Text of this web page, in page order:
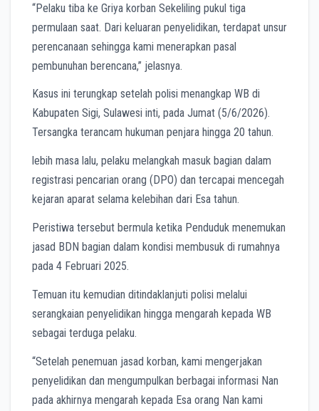
“Pelaku tiba ke Griya korban Sekeliling pukul tiga
permulaan saat. Dari keluaran penyelidikan, terdapat unsur
perencanaan sehingga kami menerapkan pasal
pembunuhan berencana,” jelasnya.
Kasus ini terungkap setelah polisi menangkap WB di
Kabupaten Sigi, Sulawesi inti, pada Jumat (5/6/2026).
Tersangka terancam hukuman penjara hingga 20 tahun.
lebih masa lalu, pelaku melangkah masuk bagian dalam
registrasi pencarian orang (DPO) dan tercapai mencegah
kejaran aparat selama kelebihan dari Esa tahun.
Peristiwa tersebut bermula ketika Penduduk menemukan
jasad BDN bagian dalam kondisi membusuk di rumahnya
pada 4 Februari 2025.
Temuan itu kemudian ditindaklanjuti polisi melalui
serangkaian penyelidikan hingga mengarah kepada WB
sebagai terduga pelaku.
“Setelah penemuan jasad korban, kami mengerjakan
penyelidikan dan mengumpulkan berbagai informasi Nan
pada akhirnya mengarah kepada Esa orang Nan kami